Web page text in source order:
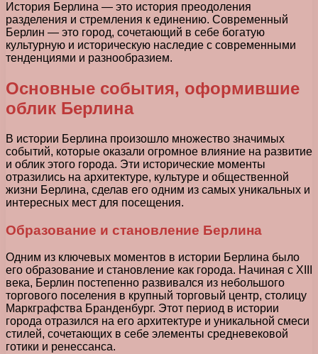
История Берлина — это история преодоления
разделения и стремления к единению. Современный
Берлин — это город, сочетающий в себе богатую
культурную и историческую наследие с современными
тенденциями и разнообразием.
Основные события, оформившие
облик Берлина
В истории Берлина произошло множество значимых
событий, которые оказали огромное влияние на развитие
и облик этого города. Эти исторические моменты
отразились на архитектуре, культуре и общественной
жизни Берлина, сделав его одним из самых уникальных и
интересных мест для посещения.
Образование и становление Берлина
Одним из ключевых моментов в истории Берлина было
его образование и становление как города. Начиная с XIII
века, Берлин постепенно развивался из небольшого
торгового поселения в крупный торговый центр, столицу
Маркграфства Бранденбург. Этот период в истории
города отразился на его архитектуре и уникальной смеси
стилей, сочетающих в себе элементы средневековой
готики и ренессанса.